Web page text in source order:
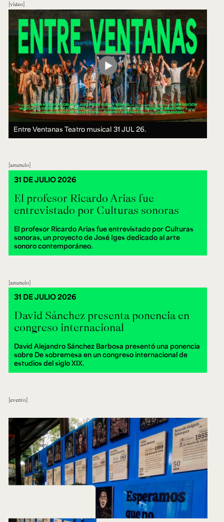
video
Entre Ventanas Teatro musical 31 JUL 26.
anuncio
El profesor Ricardo Arias fue
entrevistado por Culturas sonoras
El profesor Ricardo Arias fue entrevistado por Culturas
sonoras, un proyecto de José Iges dedicado al arte
sonoro contemporáneo.
31 DE JULIO 2026
anuncio
David Sánchez presenta ponencia en
congreso internacional
David Alejandro Sánchez Barbosa presentó una ponencia
sobre De sobremesa en un congreso internacional de
estudios del siglo XIX.
31 DE JULIO 2026
evento